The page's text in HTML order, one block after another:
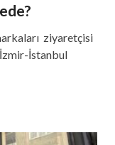
ziyaretçisi
İstanbul